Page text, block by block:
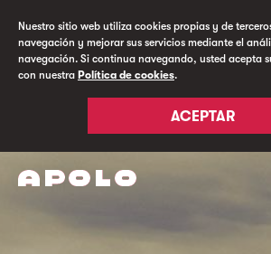
Nuestro sitio web utiliza cookies propias y de
navegación y mejorar sus servicios mediante el
navegación. Si continua navegando, usted acepta
con nuestra Política de cookies.
ACEPTAR